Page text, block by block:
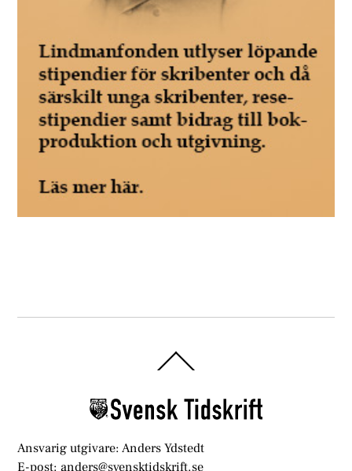
To
Ansvarig utgivare: Anders Ydstedt
E-post: anders@svensktidskrift.se